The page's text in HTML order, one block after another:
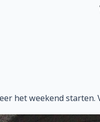
het weekend